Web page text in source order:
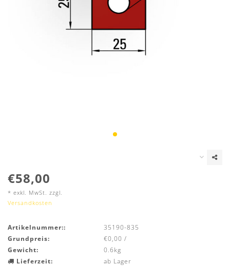
€58,00
* exkl. MwSt. zzgl.
Versandkosten
Artikelnummer::
35190-835
Grundpreis:
€0,00 /
Gewicht:
0.6kg
Lieferzeit:
ab Lager